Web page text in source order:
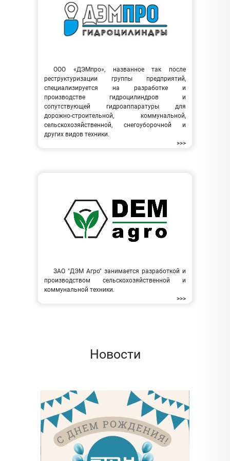
ООО «ДЭМпро», названное так после
реструктуризации группы предприятий,
специализируется на разработке и
производстве гидроцилиндров и
сопутствующей гидроаппаратуры для
дорожно-строительной, коммунальной,
сельскохозяйственной, снегоуборочной и
других видов техники.
>>>
ЗАО "ДЭМ Агро" занимается разработкой и
производством сельскохозяйственной и
коммунальной техники.
>>>
Новости